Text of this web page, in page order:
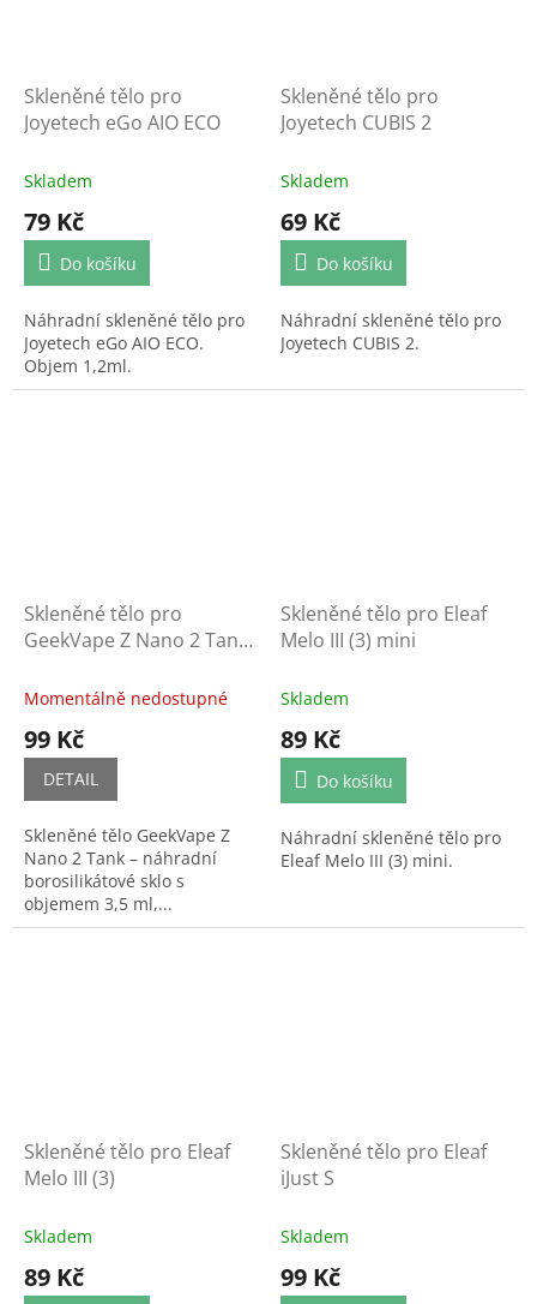
Skleněné tělo pro
Joyetech eGo AIO ECO
Skladem
79 Kč
Do košíku
Náhradní skleněné tělo pro
Joyetech eGo AIO ECO.
Objem 1,2ml.
Skleněné tělo pro
Joyetech CUBIS 2
Skladem
69 Kč
Do košíku
Náhradní skleněné tělo pro
Joyetech CUBIS 2.
Skleněné tělo pro
GeekVape Z Nano 2 Tank
Momentálně nedostupné
99 Kč
DETAIL
Skleněné tělo GeekVape Z
Nano 2 Tank – náhradní
borosilikátové sklo s
objemem 3,5 ml,...
Skleněné tělo pro Eleaf
Melo III (3) mini
Skladem
89 Kč
Do košíku
Náhradní skleněné tělo pro
Eleaf Melo III (3) mini.
Skleněné tělo pro Eleaf
Melo III (3)
Skladem
89 Kč
Skleněné tělo pro Eleaf
iJust S
Skladem
99 Kč